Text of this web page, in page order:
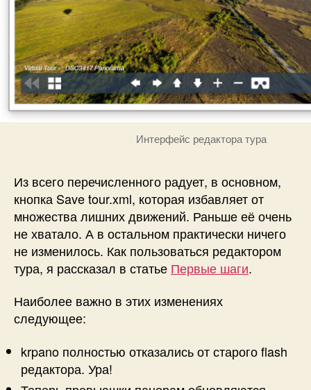
Интерфейс редактора тура
Из всего перечисленного радует, в основном,
кнопка Save tour.xml, которая избавляет от
множества лишних движений. Раньше её очень
не хватало. А в остальном практически ничего
не изменилось. Как пользоваться редактором
тура, я рассказал в статье Первые шаги.
Наиболее важно в этих изменениях
следующее:
krpano полностью отказались от старого flash
редактора. Ура!